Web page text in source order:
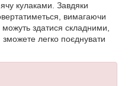
кулаками. Завдяки
вимагаючи
можуть здатися складними,
легко поєднувати